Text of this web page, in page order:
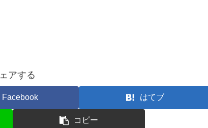
アする
Facebook はてブ
コピー